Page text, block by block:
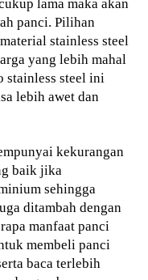
lama maka akan
panci. Pilihan
stainless steel
yang lebih mahal
stainless steel ini
lebih awet dan
kekurangan
baik jika
sehingga
ditambah dengan
manfaat panci
membeli panci
baca terlebih